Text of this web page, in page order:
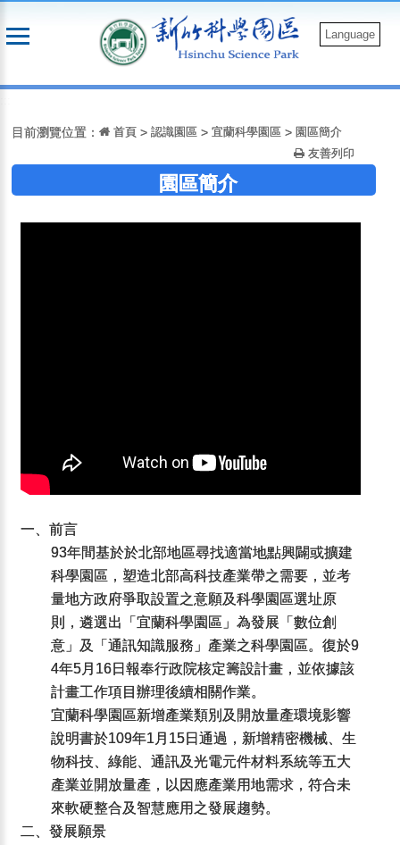
到
Language
目前瀏覽位置： 首頁 >認識園區 >宜蘭科學園區 > 園區簡介
友善列印
園區簡介
一、前言
93年間基於於北部地區尋找適當地點興闢或擴建
科學園區，塑造北部高科技產業帶之需要，並考
量地方政府爭取設置之意願及科學園區選址原
則，遴選出「宜蘭科學園區」為發展「數位創
意」及「通訊知識服務」產業之科學園區。復於9
4年5月16日報奉行政院核定籌設計畫，並依據該
計畫工作項目辦理後續相關作業。
宜蘭科學園區新增產業類別及開放量產環境影響
說明書於109年1月15日通過，新增精密機械、生
物科技、綠能、通訊及光電元件材料系統等五大
產業並開放量產，以因應產業用地需求，符合未
來軟硬整合及智慧應用之發展趨勢。
二、發展願景